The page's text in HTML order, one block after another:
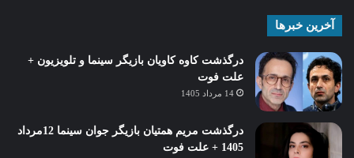
آخرین خبرها
درگذشت کاوه کاویان بازیگر سینما و تلویزیون +
علت فوت
14 مرداد 1405
درگذشت مریم همتیان بازیگر جوان سینما 12مرداد
1405 + علت فوت